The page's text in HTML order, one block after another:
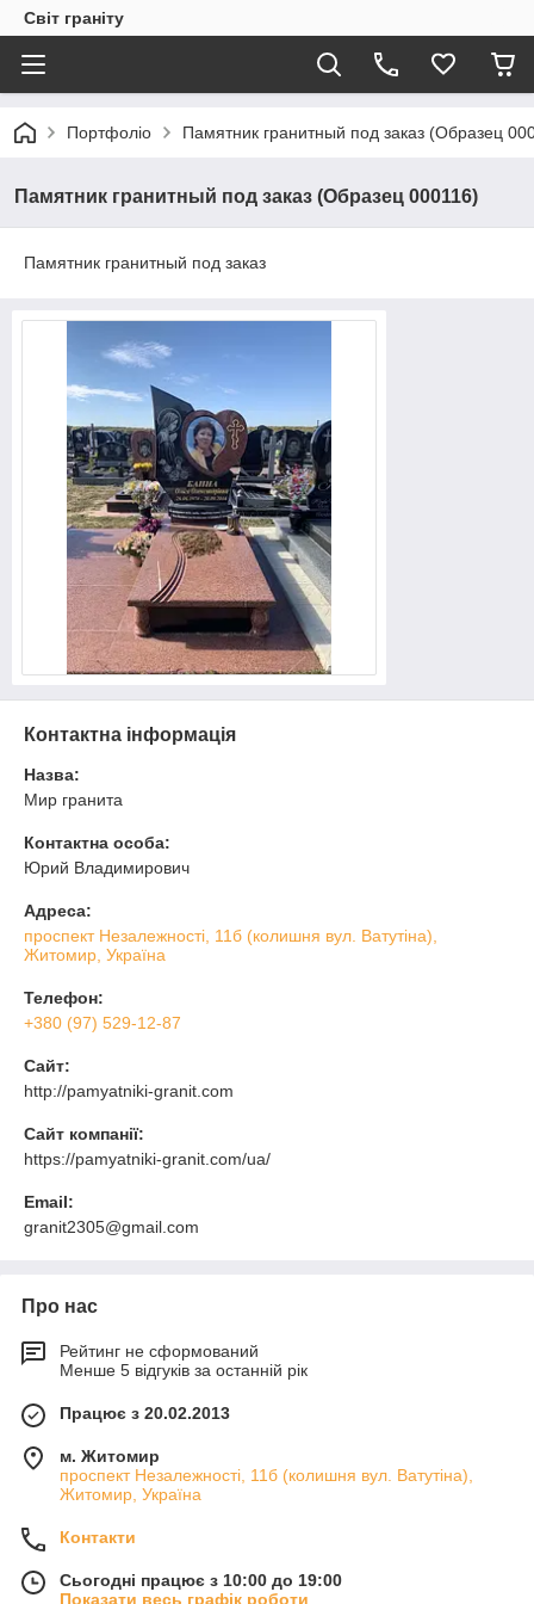
Світ граніту
Портфоліо Памятник гранитный под заказ (Образец
Памятник гранитный под заказ (Образец 000116)
Памятник гранитный под заказ
Контактна інформація
Назва:
Мир гранита
Контактна особа:
Юрий Владимирович
Адреса:
проспект Незалежності, 11б (колишня вул. Ватутіна),
Житомир, Україна
Телефон:
+380 (97) 529-12-87
Сайт:
http://pamyatniki-granit.com
Сайт компанії:
https://pamyatniki-granit.com/ua/
Email:
granit2305@gmail.com
Про нас
Рейтинг не сформований
Менше 5 відгуків за останній рік
Працює з 20.02.2013
м. Житомир
проспект Незалежності, 11б (колишня вул. Ватутіна),
Житомир, Україна
Контакти
Сьогодні працює з 10:00 до 19:00
Показати весь графік роботи